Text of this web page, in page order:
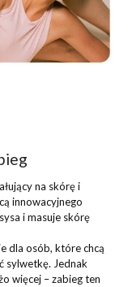
na skórę i
innowacyjnego
i masuje skórę
dla osób, które chcą
sylwetkę. Jednak
więcej – zabieg ten